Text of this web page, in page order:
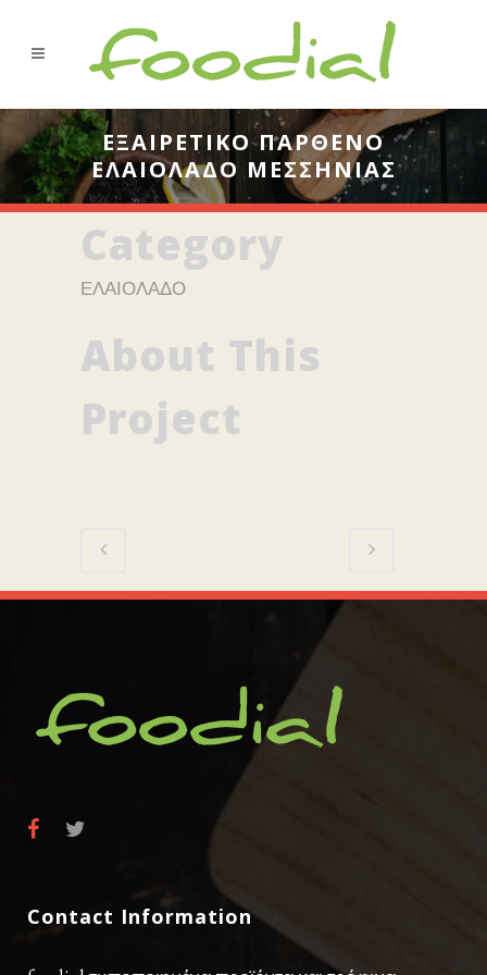
ΕΞΑΙΡΕΤΙΚΟ ΠΑΡΘΕΝΟ
ΕΛΑΙΟΛΑΔΟ ΜΕΣΣΗΝΙΑΣ
Category
ΕΛΑΙΟΛΑΔΟ
About This
Project
Contact Information